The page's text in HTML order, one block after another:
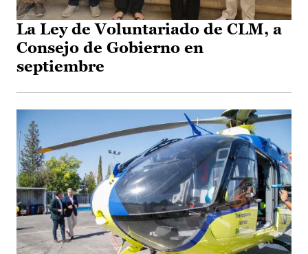
La Ley de Voluntariado de CLM, a
Consejo de Gobierno en
septiembre